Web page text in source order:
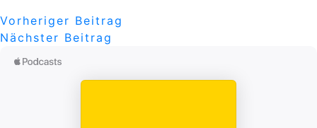
Beitragsnavigation
Vorheriger Beitrag
Nächster Beitrag